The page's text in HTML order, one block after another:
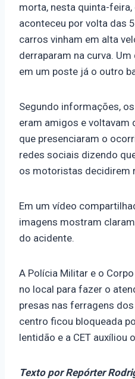
morta, nesta quinta-
aconteceu por volta das
carros vinham em alta
derraparam na curva.
em um poste já o outro
Segundo informações,
eram amigos e voltavam
que presenciaram o
redes sociais dizendo
os motoristas decidirem
Em um vídeo
imagens mostram
do acidente.
A Polícia Militar e o
no local para fazer o
presas nas ferragens
centro ficou bloqueada
lentidão e a CET auxíliou
Texto por Repórter